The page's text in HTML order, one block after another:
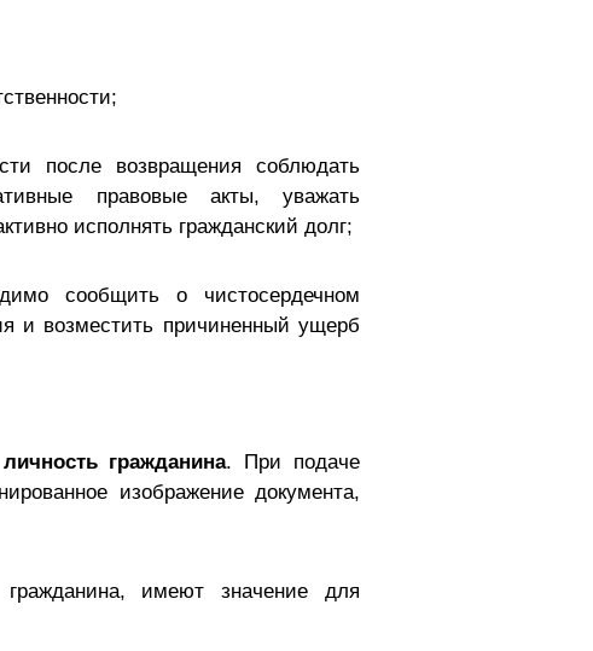
после возвращения соблюдать
правовые акты, уважать
исполнять гражданский долг;
сообщить о чистосердечном
и возместить причиненный ущерб
гражданина. При подаче
изображение документа,
имеют значение для